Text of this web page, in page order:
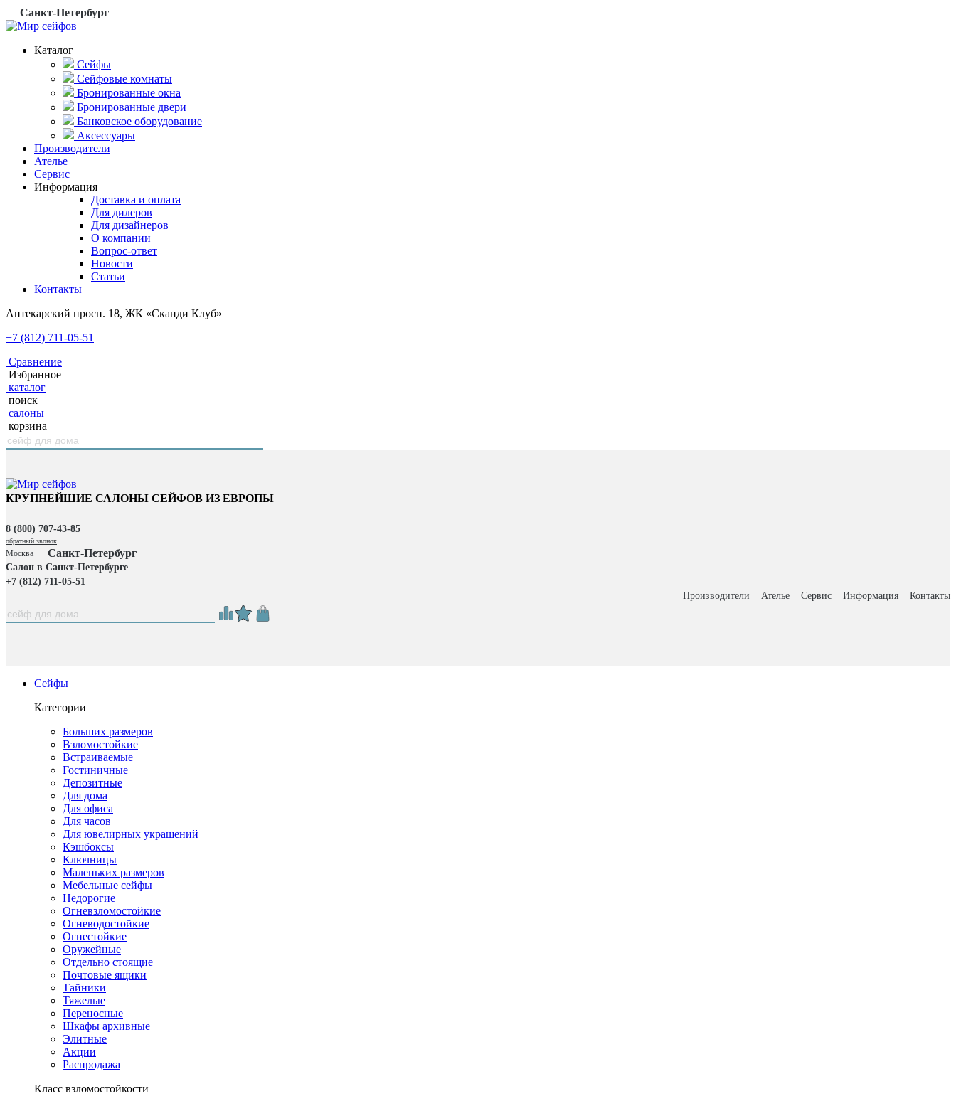
Санкт-Петербург
Каталог
Сейфы
Сейфовые комнаты
Бронированные окна
Бронированные двери
Банковское оборудование
Аксессуары
Производители
Ателье
Сервис
Информация
Доставка и оплата
Для дилеров
Для дизайнеров
О компании
Вопрос-ответ
Новости
Статьи
Контакты
Аптекарский просп. 18, ЖК «Сканди Клуб»
+7 (812) 711-05-51
Сравнение
Избранное
каталог
поиск
салоны
корзина
КРУПНЕЙШИЕ САЛОНЫ СЕЙФОВ ИЗ ЕВРОПЫ
8 (800) 707-43-85
обратный звонок
Москва Санкт-Петербург
Салон в Санкт-Петербурге
+7 (812) 711-05-51
Производители
Ателье Сервис Информация Контакты
Сейфы
Категории
Больших размеров
Взломостойкие
Встраиваемые
Гостиничные
Депозитные
Для дома
Для офиса
Для часов
Для ювелирных украшений
Кэшбоксы
Ключницы
Маленьких размеров
Мебельные сейфы
Недорогие
Огневзломостойкие
Огневодостойкие
Огнестойкие
Оружейные
Отдельно стоящие
Почтовые ящики
Тайники
Тяжелые
Переносные
Шкафы архивные
Элитные
Акции
Распродажа
Класс взломостойкости